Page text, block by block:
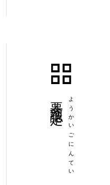
ようかいごにんてい
要介護認定